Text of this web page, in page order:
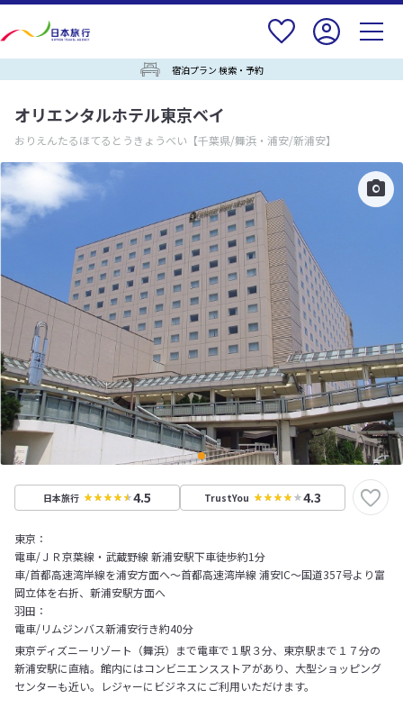
宿泊プラン 検索・予約
オリエンタルホテル東京ベイ
おりえんたるほてるとうきょうべい 【千葉県/舞浜・浦安/新浦安】
日本旅行 4.5 TrustYou 4.3
東京：
電車/ＪＲ京葉線・武蔵野線 新浦安駅下車徒歩約1分
車/首都高速湾岸線を浦安方面へ～首都高速湾岸線 浦安IC～国道357号より富
岡立体を右折、新浦安駅方面へ
羽田：
電車/リムジンバス新浦安行き約40分
東京ディズニーリゾート（舞浜）まで電車で１駅３分、東京駅まで１７分の
新浦安駅に直結。館内にはコンビニエンスストアがあり、大型ショッピング
センターも近い。レジャーにビジネスにご利用いただけます。